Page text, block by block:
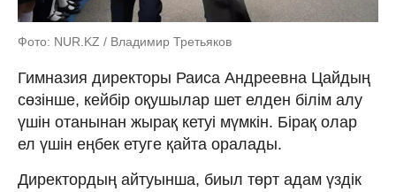
Фото: NUR.KZ / Владимир Третьяков
Гимназия директоры Раиса Андреевна Цайдың
сөзінше, кейбір оқушылар шет елден білім алу
үшін отанынан жырақ кетуі мүмкін. Бірақ олар
ел үшін еңбек етуге қайта оралады.
Директордың айтуынша, биыл төрт адам үздік